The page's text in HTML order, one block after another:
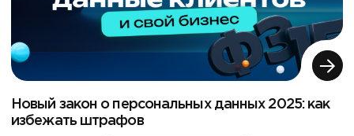
Новый закон о персональных данных 2025: как
избежать штрафов